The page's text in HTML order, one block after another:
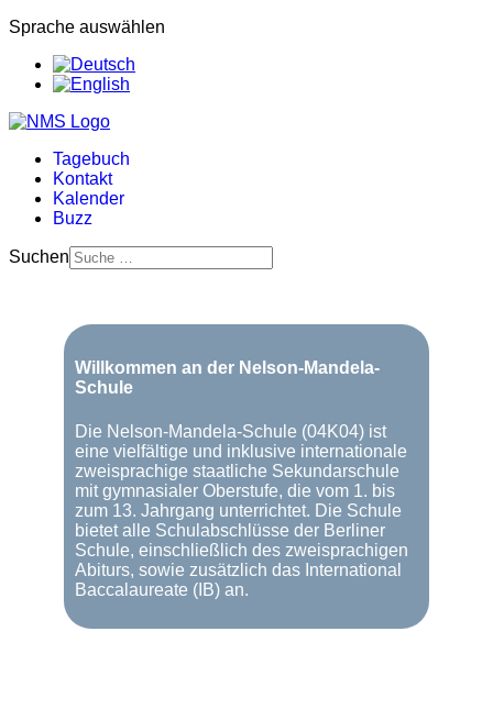
Sprache auswählen
Tagebuch
Kontakt
Kalender
Buzz
Suchen
Willkommen an der Nelson-Mandela-
Schule
Die Nelson-Mandela-Schule (04K04) ist
eine vielfältige und inklusive internationale
zweisprachige staatliche Sekundarschule
mit gymnasialer Oberstufe, die vom 1. bis
zum 13. Jahrgang unterrichtet. Die Schule
bietet alle Schulabschlüsse der Berliner
Schule, einschließlich des zweisprachigen
Abiturs, sowie zusätzlich das International
Baccalaureate (IB) an.